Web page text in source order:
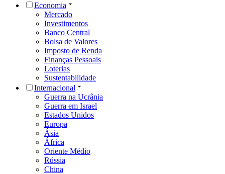
Economia
Mercado
Investimentos
Banco Central
Bolsa de Valores
Imposto de Renda
Finanças Pessoais
Loterias
Sustentabilidade
Internacional
Guerra na Ucrânia
Guerra em Israel
Estados Unidos
Europa
Ásia
África
Oriente Médio
Rússia
China